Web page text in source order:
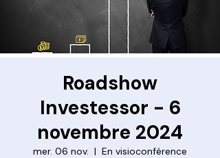
Roadshow
Investessor - 6
novembre 2024
mer. 06 nov.
  |
En visioconférence